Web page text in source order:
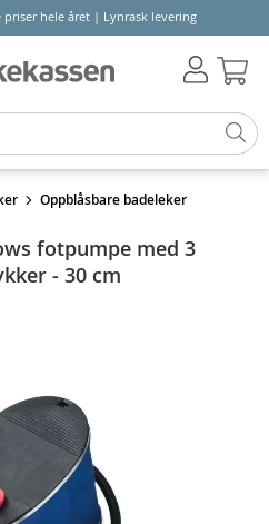
hele året | Lynrask levering
Oppblåsbare badeleker
fotpumpe med 3
- 30 cm